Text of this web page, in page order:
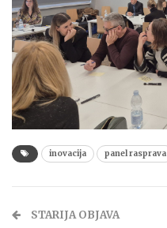
inovacija panel rasprava
STARIJA OBJAVA